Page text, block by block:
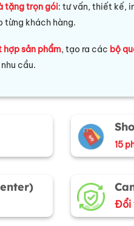
tặng trọn gói: tư vấn, thiết kế,
từng khách hàng.
hợp sản phẩm, tạo ra các bộ
cầu.
15
Đổi